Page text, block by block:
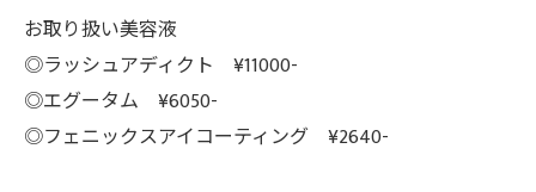
お取り扱い美容液
◎ラッシュアディクト ¥11000-
◎エグータム ¥6050-
◎フェニックスアイコーティング ¥2640-